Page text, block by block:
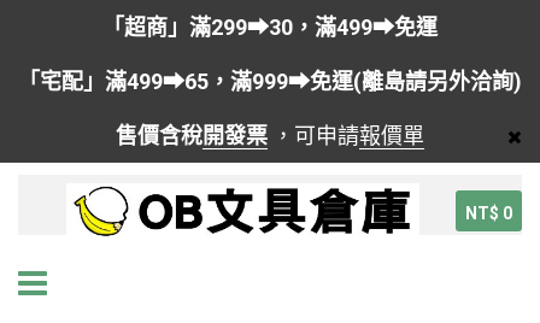
「超商」滿299➡30，滿499➡免運
「宅配」滿499➡65，滿999➡免運(離島請另外洽詢)
售價含稅開發票 ，可申請報價單
NT$ 0